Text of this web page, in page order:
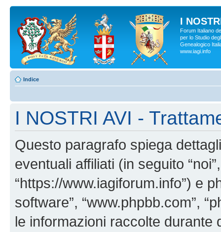
I
Forum Italiano
per lo Studio
Genealogico
www.iagi.info
Indice
I NOSTRI AVI -
Questo paragrafo spiega
eventuali affiliati (in seguito
“https://www.iagiforum.info”) e
software”, “www.phpbb.com”,
le informazioni raccolte durante